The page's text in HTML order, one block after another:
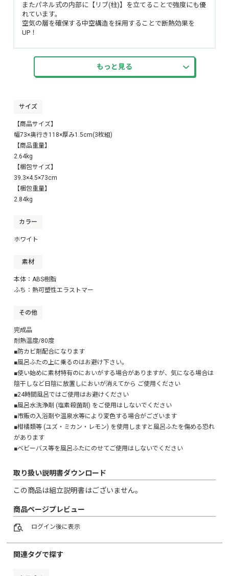
またパネル式の内部に【リブ(柱)】を立てることで強度にも優
れています。
空気の層を確保する中空構造を採用することで断熱効果を
UP！
表面を実現しています！
全14サイズでご家庭にあったサイズを選んでいただけます！
▼楽天市場で同シリーズのすべてのサイズを統合ページで販売
しました。
ぜひご活用ください。▼
もっと見る
サイズ
【商品サイズ】
幅73×奥行き118×厚み1.5cm(3枚組)
【商品重量】
2.64kg
【梱包サイズ】
39.3×4.5×73cm
【梱包重量】
2.84kg
カラー
ホワイト
素材
本体：ABS樹脂
ふち：熱可塑性エラストマー
その他
完成品
耐熱温度/80度
■防カビ剤配合になります
■風呂ふたの上に乗るのはお避け下さい。
■使い始めに素材特有のにおいがする場合がありますが、気になる場合は
陰干しなど日陰に放置しにおいが消えてから ご使用ください
■24時間風呂ではご使用はお避けください
■風呂水洗浄剤 (塩素殺菌剤) をご使用はしないでください
■市販の入浴剤や温泉水等により変色する場合がございます
■柑橘類等 (ユズ・ミカン・レモン) を使用しますと風呂ふたを傷める恐れ
があります
■ベビーバス等を風呂ふたにのせてご使用はしないでください
取り扱い説明書ダウンロード
この商品は組立説明書はございません。
商品ページプレビュー
ログイン後に表示
関連タグで探す